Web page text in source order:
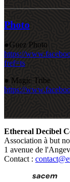
Photo
●Guez Photo
https://
fref=ts
● Magic Tribe
https://
Ethereal Decibel
Association à but
1 avenue de
Contact :